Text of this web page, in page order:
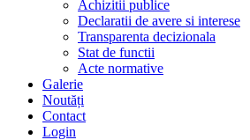
Achizitii publice
Declaratii de avere si interese
Transparenta decizionala
Stat de functii
Acte normative
Galerie
Noutăți
Contact
Login